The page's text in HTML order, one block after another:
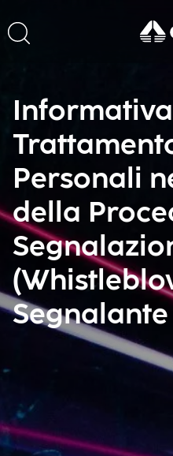
Personali
della
Segnalante